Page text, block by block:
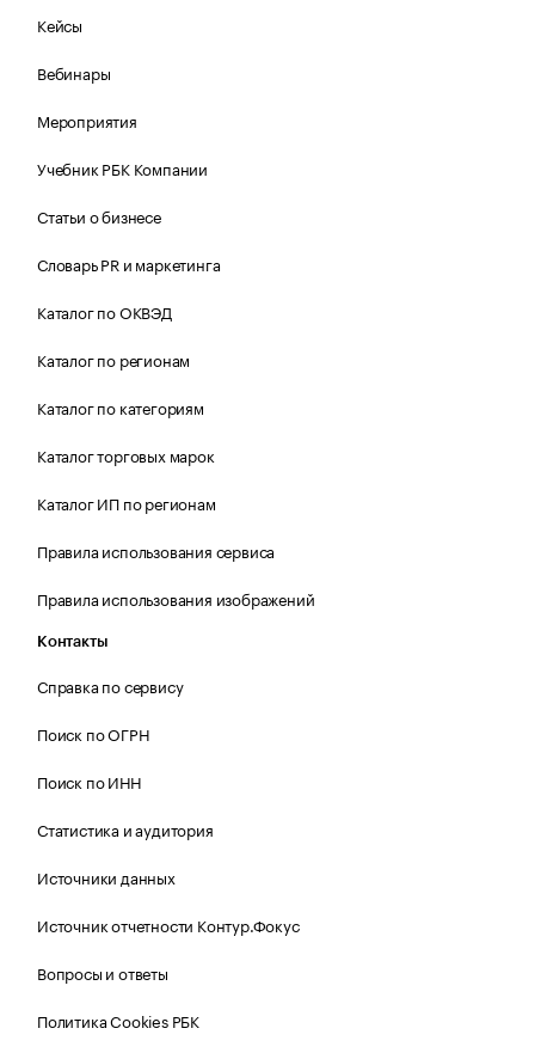
Кейсы
Вебинары
Мероприятия
Учебник РБК Компании
Статьи о бизнесе
Словарь PR и маркетинга
Каталог по ОКВЭД
Каталог по регионам
Каталог по категориям
Каталог торговых марок
Каталог ИП по регионам
Правила использования сервиса
Правила использования изображений
Контакты
Справка по сервису
Поиск по ОГРН
Поиск по ИНН
Статистика и аудитория
Источники данных
Источник отчетности Контур.Фокус
Вопросы и ответы
Политика Cookies РБК